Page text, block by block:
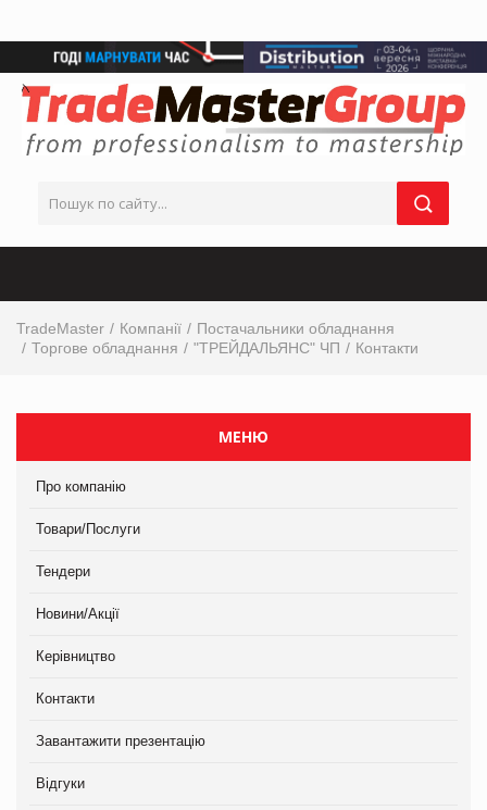
TradeMaster Компанії
Постачальники обладнання
Торгове обладнання
"ТРЕЙДАЛЬЯНС" ЧП Контакти
МЕНЮ
Про компанію
Товари/Послуги
Тендери
Новини/Акції
Керівництво
Контакти
Завантажити презентацію
Відгуки